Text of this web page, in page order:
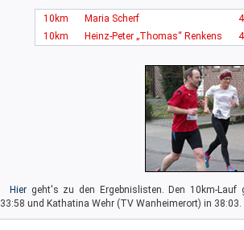
10km Maria Scherf
10km
Heinz-Peter „Thomas“ Renkens
Hier geht's zu den Ergebnislisten. Den 10km-Lauf
33:58 und Kathatina Wehr (TV Wanheimerort) in 38:03.